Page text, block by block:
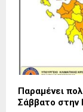
Παραμένει
Σάββατο στην